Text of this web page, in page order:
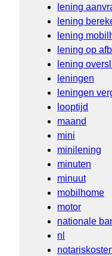
lening
lening
lening
lening op
lening
leningen
leningen
looptijd
maand
mini
minilening
minuten
minuut
mobilhome
motor
nationale
nl